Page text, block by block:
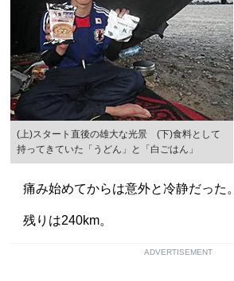
(上)スタート直後の雄大な光景 (下)食料として
持ってきていた「うどん」と「白ごはん」
痛み始めてからは意外と冷静だった。
残りは240km。
ADVERTISEMENT